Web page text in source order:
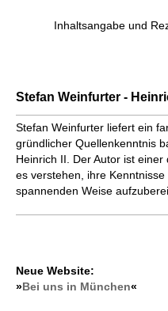
Inhaltsangabe und
Stefan Weinfurter -
Stefan Weinfurter liefert ein
gründlicher Quellenkenntnis
Heinrich II. Der Autor ist
es verstehen, ihre
spannenden Weise
Neue Website:
»Bei uns in München«